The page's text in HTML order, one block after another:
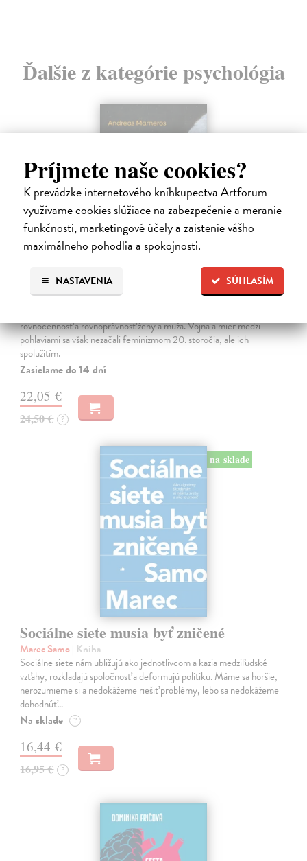
Príjmete naše cookies?
K prevádzke internetového kníhkupectva Artforum
využívame cookies slúžiace na zabezpečenie a meranie
funkčnosti, marketingové účely a zaistenie vášho
maximálneho pohodlia a spokojnosti.
SÚHLASÍM
NASTAVENIA
Ďalšie z kategórie psychológia
Trpkejšia ako smrť je žena
Marneros Andreas| Kniha
rovnocennosť a rovnoprávnosť ženy a muža. Vojna a mier medzi
pohlaviami sa však nezačali feminizmom 20. storočia, ale ich
spolužitím.
Zasielame do 14 dní
22,05 €
24,50 € ?
na sklade
Sociálne siete musia byť zničené
Marec Samo| Kniha
Sociálne siete nám ubližujú ako jednotlivcom a kazia medziľudské
vzťahy, rozkladajú spoločnosť a deformujú politiku. Máme sa horšie,
nerozumieme si a nedokážeme riešiť problémy, lebo sa nedokážeme
dohodnúť…
Na sklade ?
16,44 €
16,95 € ?